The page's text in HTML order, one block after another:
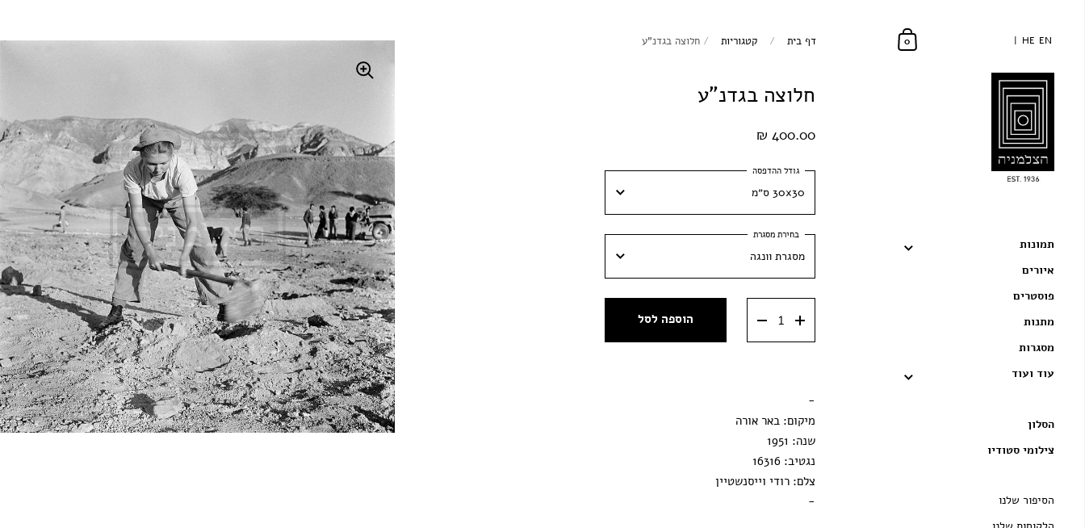
HE EN
HE EN
תמונות
איורים
פוסטרים
מתנות
מסגרות
עוד ועוד
הסלון
צילומי סטודיו
הסיפור שלנו
0 דף בית / קטגוריות / חלוצה בגדנ"ע
חלוצה בגדנ"ע
400.00 ₪
30x30 ס״מ
30x30 ס״מ
40x40 ס״מ
50x50 ס״מ
מסגרת וונגה
מסגרת שחורה הוספה לסל
-
מיקום: באר אורה
שנה: 1951
נגטיב: 16316
צלם: רודי וייסנשטיין
-